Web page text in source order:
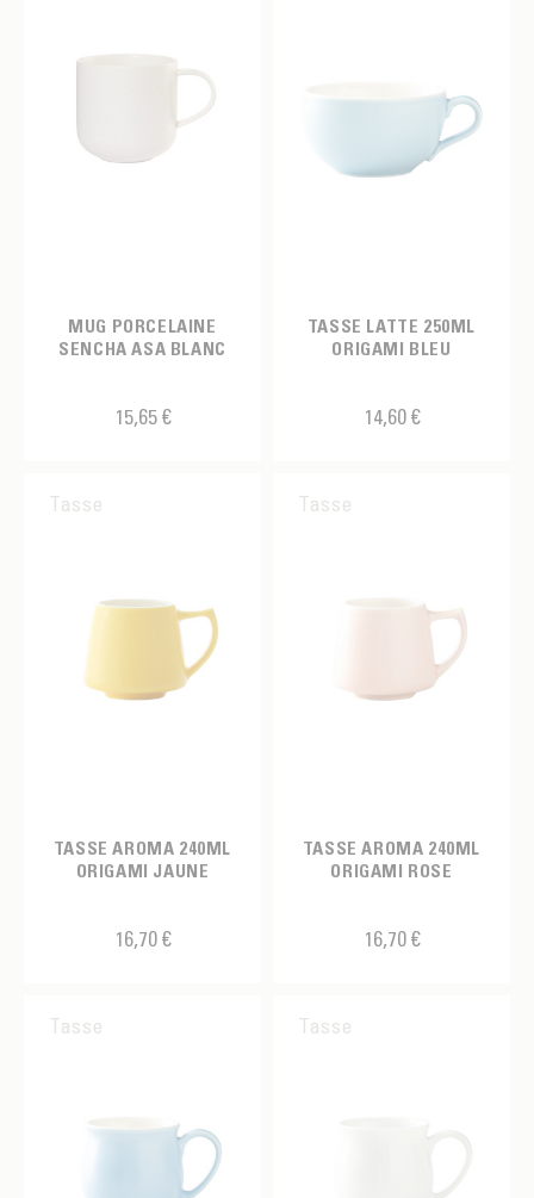
MUG PORCELAINE
SENCHA ASA BLANC
15,65 €
TASSE LATTE 250ML
ORIGAMI BLEU
14,60 €
Tasse
TASSE AROMA 240ML
ORIGAMI JAUNE
16,70 €
Tasse
TASSE AROMA 240ML
ORIGAMI ROSE
16,70 €
Tasse Tasse